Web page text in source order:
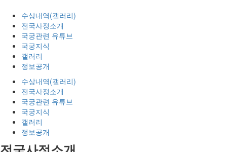
수상내역(갤러리)
전국사정소개
국궁관련 유튜브
국궁지식
갤러리
정보공개
수상내역(갤러리)
전국사정소개
국궁관련 유튜브
국궁지식
갤러리
정보공개